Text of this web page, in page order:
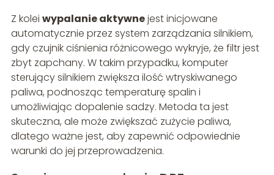
Z kolei wypalanie aktywnejest inicjowane
automatycznie przez system zarządzania silnikiem,
gdy czujnik ciśnienia różnicowego wykryje, że filtr jest
zbyt zapchany. W takim przypadku, komputer
sterujący silnikiem zwiększa ilość wtryskiwanego
paliwa, podnosząc temperaturę spalin i
umożliwiając dopalenie sadzy. Metoda ta jest
skuteczna, ale może zwiększać zużycie paliwa,
dlatego ważne jest, aby zapewnić odpowiednie
warunki do jej przeprowadzenia.